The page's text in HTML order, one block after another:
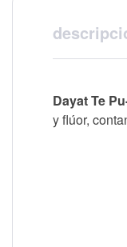
Dayat Te
y flúor,